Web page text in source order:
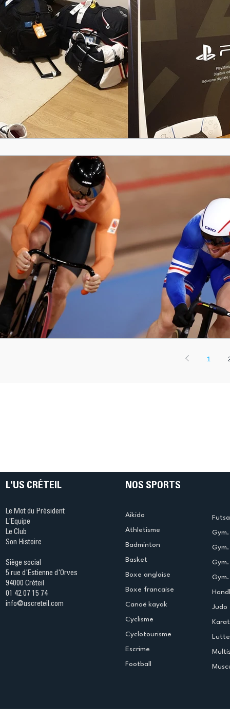
1
L'US CRÉTEIL
Le Mot du Président
L'Equipe
Le Club
Son Histoire
Siège social
5 rue d'Estienne d'Orves
94000 Créteil
01 42 07 15 74
info@uscreteil.com
NOS SPORTS
Aikido
Athletisme
Badminton
Basket
Boxe anglaise
Boxe francaise
Canoë kayak
Cyclisme
Cyclotourisme
Escrime
Football
Judo
Lutte